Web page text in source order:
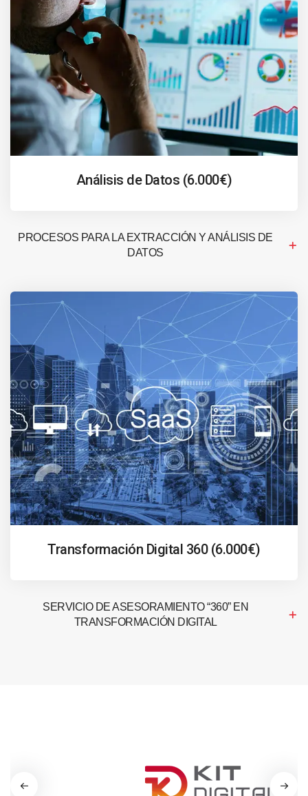
Análisis de Datos (6.000€)
PROCESOS PARA LA EXTRACCIÓN Y ANÁLISIS DE
DATOS
Transformación Digital 360 (6.000€)
SERVICIO DE ASESORAMIENTO “360” EN
TRANSFORMACIÓN DIGITAL